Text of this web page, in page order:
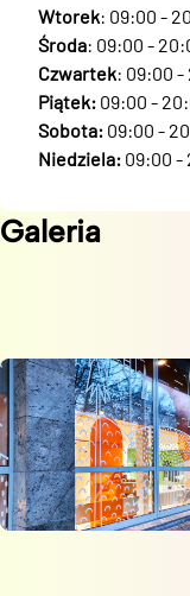
Wtorek: 09:00 -
Środa: 09:00 -
Czwartek: 09:00 -
Piątek: 09:00 -
Sobota: 09:00 -
Niedziela: 09:00 -
Galeria